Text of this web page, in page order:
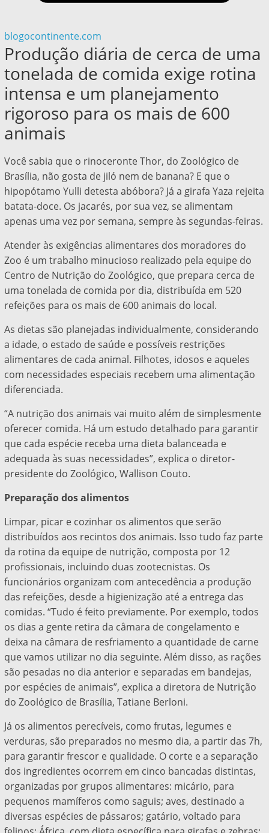
blogocontinente.com
Produção diária de cerca de uma
tonelada de comida exige rotina
intensa e um planejamento
rigoroso para os mais de 600
animais
Você sabia que o rinoceronte Thor, do Zoológico de
Brasília, não gosta de jiló nem de banana? E que o
hipopótamo Yulli detesta abóbora? Já a girafa Yaza rejeita
batata-doce. Os jacarés, por sua vez, se alimentam
apenas uma vez por semana, sempre às segundas-feiras.
Atender às exigências alimentares dos moradores do
Zoo é um trabalho minucioso realizado pela equipe do
Centro de Nutrição do Zoológico, que prepara cerca de
uma tonelada de comida por dia, distribuída em 520
refeições para os mais de 600 animais do local.
As dietas são planejadas individualmente, considerando
a idade, o estado de saúde e possíveis restrições
alimentares de cada animal. Filhotes, idosos e aqueles
com necessidades especiais recebem uma alimentação
diferenciada.
“A nutrição dos animais vai muito além de simplesmente
oferecer comida. Há um estudo detalhado para garantir
que cada espécie receba uma dieta balanceada e
adequada às suas necessidades”, explica o diretor-
presidente do Zoológico, Wallison Couto.
Preparação dos alimentos
Limpar, picar e cozinhar os alimentos que serão
distribuídos aos recintos dos animais. Isso tudo faz parte
da rotina da equipe de nutrição, composta por 12
profissionais, incluindo duas zootecnistas. Os
funcionários organizam com antecedência a produção
das refeições, desde a higienização até a entrega das
comidas. “Tudo é feito previamente. Por exemplo, todos
os dias a gente retira da câmara de congelamento e
deixa na câmara de resfriamento a quantidade de carne
que vamos utilizar no dia seguinte. Além disso, as rações
são pesadas no dia anterior e separadas em bandejas,
por espécies de animais”, explica a diretora de Nutrição
do Zoológico de Brasília, Tatiane Berloni.
Já os alimentos perecíveis, como frutas, legumes e
verduras, são preparados no mesmo dia, a partir das 7h,
para garantir frescor e qualidade. O corte e a separação
dos ingredientes ocorrem em cinco bancadas distintas,
organizadas por grupos alimentares: micário, para
pequenos mamíferos como saguis; aves, destinado a
diversas espécies de pássaros; gatário, voltado para